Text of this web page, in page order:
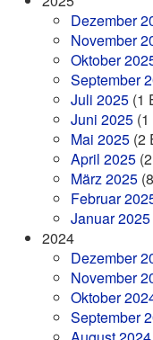
Dezember
November
Oktober
September
Juli 2025 (1
Juni 2025
Mai 2025 (2
April 2025
März 2025
Februar
Januar 2025
2024
Dezember
November
Oktober
September